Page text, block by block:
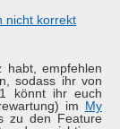
nicht korrekt
habt, empfehlen
sodass ihr von
könnt ihr euch
im My
zu den Feature